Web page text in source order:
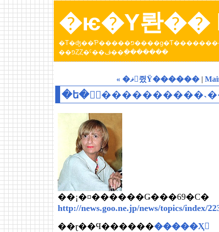
�ѥ�Υ롼��
�Τ�ʤ��Ƥ�����פ����ɡ�Ƭ���������Ƥ����ȥѥ�عԤä��Ȥ��ˤ��ڤ������󡣡֥ѥ�Υ롼
��פȤȤ�ˤ��ڤ��߲�������
« �ޥ󡦥쥤Ÿ������|
��¡�¤������Ǥ���69�С�
http://news.goo.ne.jp/news/topics/index/
��ɽ��Ϥ�����������Ҳ𤷤